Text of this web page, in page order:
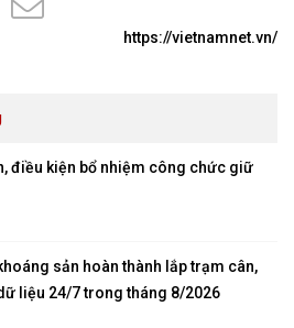
https://vietnamnet.vn/
điều kiện bổ nhiệm công chức giữ
sản hoàn thành lắp trạm cân,
liệu 24/7 trong tháng 8/2026